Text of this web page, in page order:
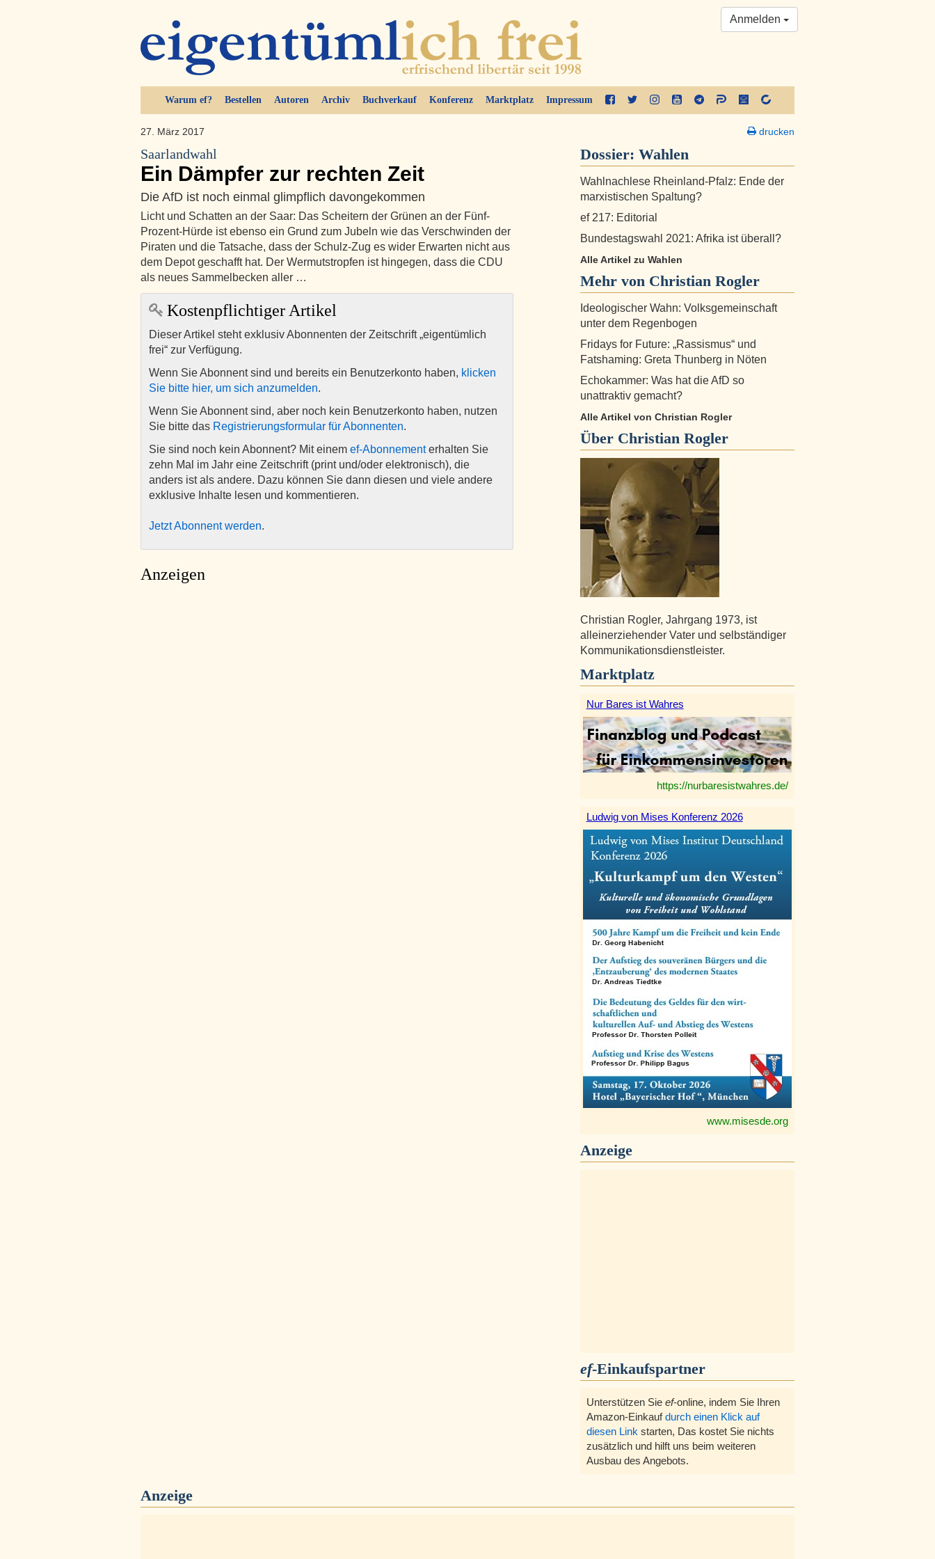
Warum ef? Bestellen Autoren Archiv Buchverkauf Konferenz Marktplatz Impressum
Anmelden
27. März 2017
Saarlandwahl
Ein Dämpfer zur rechten Zeit
Die AfD ist noch einmal glimpflich davongekommen
Licht und Schatten an der Saar: Das Scheitern der Grünen an der Fünf-
Prozent-Hürde ist ebenso ein Grund zum Jubeln wie das Verschwinden der
Piraten und die Tatsache, dass der Schulz-Zug es wider Erwarten nicht aus
dem Depot geschafft hat. Der Wermutstropfen ist hingegen, dass die CDU
als neues Sammelbecken aller …
Kostenpflichtiger Artikel
Dieser Artikel steht exklusiv Abonnenten der Zeitschrift „eigentümlich
frei“ zur Verfügung.
Wenn Sie Abonnent sind und bereits ein Benutzerkonto haben, klicken
Sie bitte hier, um sich anzumelden.
Wenn Sie Abonnent sind, aber noch kein Benutzerkonto haben, nutzen
Sie bitte das Registrierungsformular für Abonnenten.
Sie sind noch kein Abonnent? Mit einem ef-Abonnementerhalten Sie
zehn Mal im Jahr eine Zeitschrift (print und/oder elektronisch), die
anders ist als andere. Dazu können Sie dann diesen und viele andere
exklusive Inhalte lesen und kommentieren.
Jetzt Abonnent werden.
Anzeigen
drucken
Dossier: Wahlen
Wahlnachlese Rheinland-Pfalz: Ende der
marxistischen Spaltung?
ef 217: Editorial
Bundestagswahl 2021: Afrika ist überall?
Alle Artikel zu Wahlen
Mehr von Christian Rogler
Ideologischer Wahn: Volksgemeinschaft
unter dem Regenbogen
Fridays for Future: „Rassismus“ und
Fatshaming: Greta Thunberg in Nöten
Echokammer: Was hat die AfD so
unattraktiv gemacht?
Alle Artikel von Christian Rogler
Über Christian Rogler
Christian Rogler, Jahrgang 1973, ist
alleinerziehender Vater und selbständiger
Kommunikationsdienstleister.
Marktplatz
Nur Bares ist Wahres
https://nurbaresistwahres.de/
Ludwig von Mises Konferenz 2026
www.misesde.org
Anzeige
ef-Einkaufspartner
Unterstützen Sie ef-online, indem Sie Ihren
Amazon-Einkaufdurch einen Klick auf
diesen Link starten, Das kostet Sie nichts
zusätzlich und hilft uns beim weiteren
Ausbau des Angebots.
Anzeige